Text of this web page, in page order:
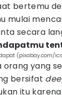
bertemu
mulai
secara
(pixabay.com/
orang yang
bersifat
itu